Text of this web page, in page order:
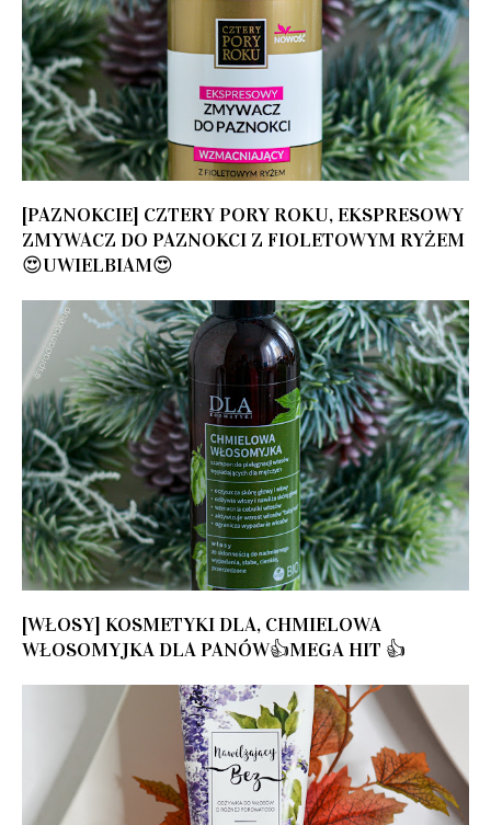
[PAZNOKCIE] CZTERY PORY ROKU, EKSPRESOWY
ZMYWACZ DO PAZNOKCI Z FIOLETOWYM RYŻEM
😍UWIELBIAM😍
[WŁOSY] KOSMETYKI DLA, CHMIELOWA
WŁOSOMYJKA DLA PANÓW👍MEGA HIT 👍